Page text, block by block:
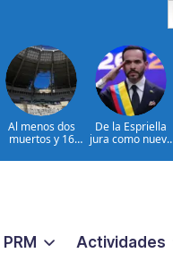
Al menos dos
muertos y 16
ataques rusos a
De la Espriella
jura como nuevo
Colombia
PRM Actividades